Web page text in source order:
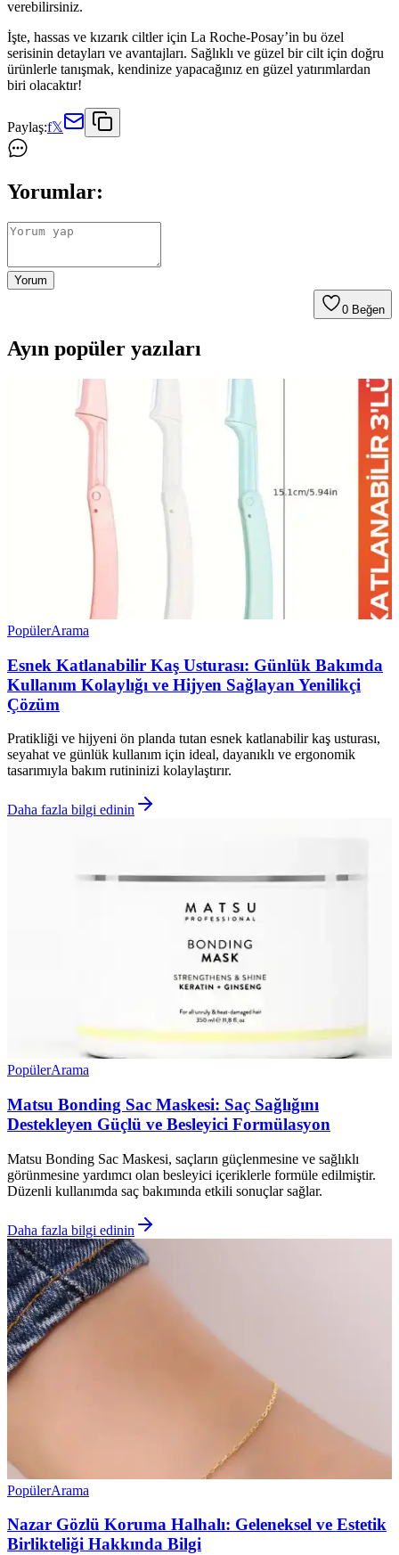
verebilirsiniz.
İşte, hassas ve kızarık ciltler için La Roche-Posay’in bu özel
serisinin detayları ve avantajları. Sağlıklı ve güzel bir cilt için doğru
ürünlerle tanışmak, kendinize yapacağınız en güzel yatırımlardan
biri olacaktır!
Paylaş:f𝕏
Yorumlar:
Yorum
0 Beğen
Ayın popüler yazıları
PopülerArama
Esnek Katlanabilir Kaş Usturası: Günlük Bakımda
Kullanım Kolaylığı ve Hijyen Sağlayan Yenilikçi
Çözüm
Pratikliği ve hijyeni ön planda tutan esnek katlanabilir kaş usturası,
seyahat ve günlük kullanım için ideal, dayanıklı ve ergonomik
tasarımıyla bakım rutininizi kolaylaştırır.
Daha fazla bilgi edinin
PopülerArama
Matsu Bonding Sac Maskesi: Saç Sağlığını
Destekleyen Güçlü ve Besleyici Formülasyon
Matsu Bonding Sac Maskesi, saçların güçlenmesine ve sağlıklı
görünmesine yardımcı olan besleyici içeriklerle formüle edilmiştir.
Düzenli kullanımda saç bakımında etkili sonuçlar sağlar.
Daha fazla bilgi edinin
PopülerArama
Nazar Gözlü Koruma Halhalı: Geleneksel ve Estetik
Birlikteliği Hakkında Bilgi